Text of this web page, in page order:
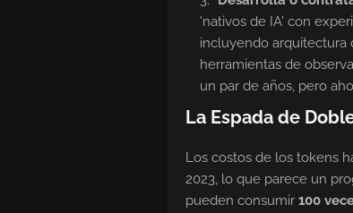
'nativos de IA' con
incluyendo arquitectura
herramientas de
un par de años, pero
La Espada de
Los costos de los tokens
2023, lo que parece un
pueden consumir 100